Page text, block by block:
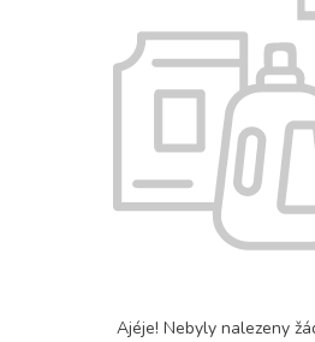
Ajéje! Nebyly nalezeny